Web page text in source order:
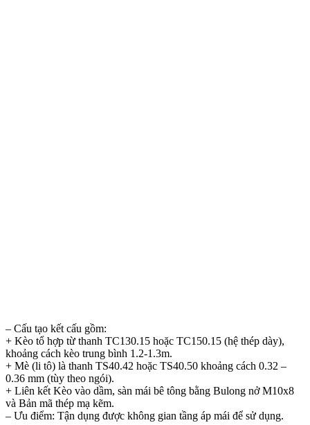
– Cấu tạo kết cấu gồm:
+ Kèo tổ hợp từ thanh TC130.15 hoặc TC150.15 (hệ thép dày),
khoảng cách kèo trung bình 1.2-1.3m.
+ Mè (li tô) là thanh TS40.42 hoặc TS40.50 khoảng cách 0.32 –
0.36 mm (tùy theo ngói).
+ Liên kết Kèo vào dầm, sàn mái bê tông bằng Bulong nở M10x8
và Bản mã thép mạ kẽm.
– Ưu điểm: Tận dụng được không gian tầng áp mái để sử dụng.